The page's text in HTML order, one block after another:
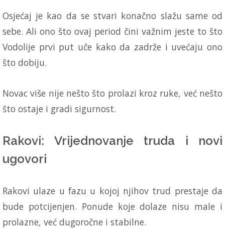
Osjećaj je kao da se stvari konačno slažu same od
sebe. Ali ono što ovaj period čini važnim jeste to što
Vodolije prvi put uče kako da zadrže i uvećaju ono
što dobiju.
Novac više nije nešto što prolazi kroz ruke, već nešto
što ostaje i gradi sigurnost.
Rakovi: Vrijednovanje truda i novi
ugovori
Rakovi ulaze u fazu u kojoj njihov trud prestaje da
bude potcijenjen. Ponude koje dolaze nisu male i
prolazne, već dugoročne i stabilne.